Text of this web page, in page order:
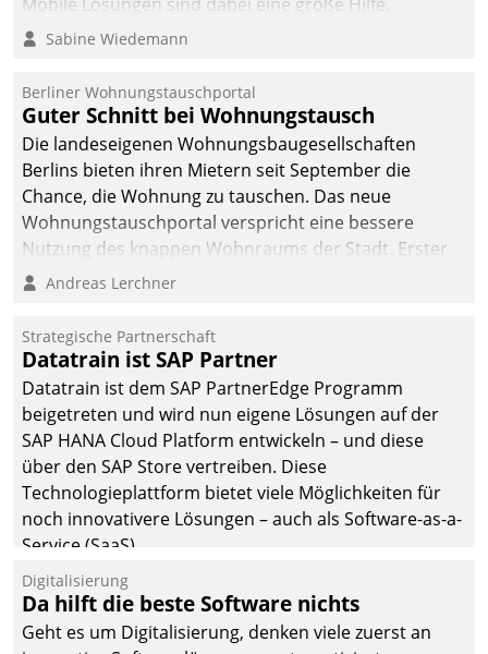
Sabine Wiedemann
Berliner Wohnungstauschportal
Guter Schnitt bei Wohnungstausch
Die landeseigenen Wohnungsbaugesellschaften
Berlins bieten ihren Mietern seit September die
Chance, die Wohnung zu tauschen. Das neue
Wohnungstauschportal verspricht eine bessere
Nutzung des knappen Wohnraums der Stadt. Erster
Anwendungsfall für Datatrains Lösung API-Hub mit
Unternehmen.
Andreas Lerchner
Strategische Partnerschaft
Datatrain ist SAP Partner
Datatrain ist dem SAP PartnerEdge Programm
beigetreten und wird nun eigene Lösungen auf der
SAP HANA Cloud Platform entwickeln – und diese
über den SAP Store vertreiben. Diese
Technologieplattform bietet viele Möglichkeiten für
noch innovativere Lösungen – auch als Software-as-a-
Service (SaaS).
Digitalisierung
Da hilft die beste Software nichts
Geht es um Digitalisierung, denken viele zuerst an